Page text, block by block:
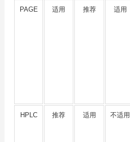
PAGE 适用 推荐 适用
HPLC 推荐 适用 不适用